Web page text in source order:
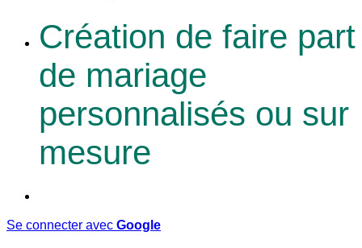
Création de faire part
de mariage
personnalisés ou sur
mesure
Se connecter avec Google